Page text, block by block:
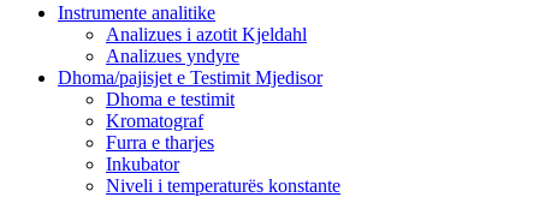
Instrumente analitike
Analizues i azotit Kjeldahl
Analizues yndyre
Dhoma/pajisjet e Testimit Mjedisor
Dhoma e testimit
Kromatograf
Furra e tharjes
Inkubator
Niveli i temperaturës konstante